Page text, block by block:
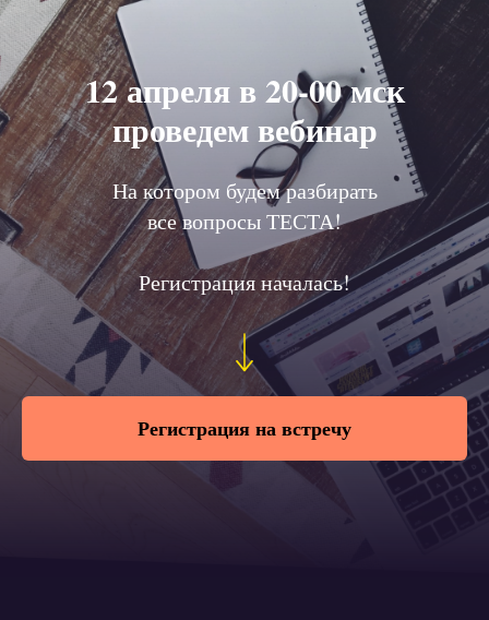
12 апреля в 20-00 мск
проведем вебинар
На котором будем разбирать
все вопросы ТЕСТА!
Регистрация началась!
Регистрация на встречу